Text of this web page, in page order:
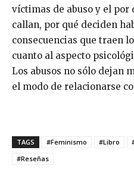
víctimas de abuso y el por
callan, por qué deciden
consecuencias que traen
cuanto al aspecto
Los abusos no sólo dejan
el modo de relacionarse
TAGS #Feminismo #Libro
#Reseñas